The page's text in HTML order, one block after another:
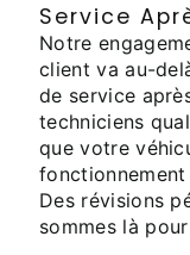
Service
Notre
client va au-
de service
techniciens
que votre
Des révisions
sommes là